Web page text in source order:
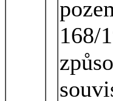
168/